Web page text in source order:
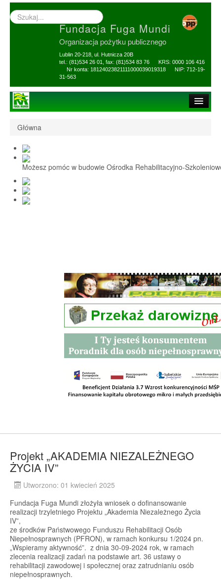
Wyszukiwarka
–
Fundacja Fuga Mundi
Organizacja pożytku publicznego
Lublin 20-218, ul. Hutnicza 20B
tel.: (81)534 26 01, fax: (81)534 83 76 KRS: 0000 106 416
Nr konta: 18124023821111000039019318 NIP: 712-19-
31-563
1,5% i darowizny
Nasi Beneficjenci
Ośrodek Reh-Szkol
Sprawozdania
Główna
Możesz pomóc w budowie Ośrodka Rehabilitacyjno-
Projekt „AKADEMIA NIEZALEŻNEGO
ŻYCIA IV”
Utworzono: 01 kwiecień 2025
Fundacja Fuga Mundi złożyła wniosek o dofinansowanie
realizacji trzyletniego Projektu „Akademia Niezależnego Życia
IV”,
ze środków Państwowego Funduszu Rehabilitacji Osób
Niepełnosprawnych (PFRON), w ramach konkursu 1/2024 pn.
„Wspieramy aktywność”. z dnia 30-09-2024 rok, w ramach
zlecenia realizacji zadań na podstawie art. 36 ustawy o
rehabilitacji zawodowej i społecznej oraz zatrudnianiu osób
niepełnosprawnych.